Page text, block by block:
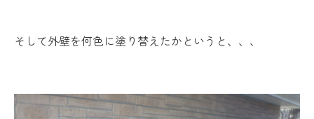
そして外壁を何色に塗り替えたかというと、、、